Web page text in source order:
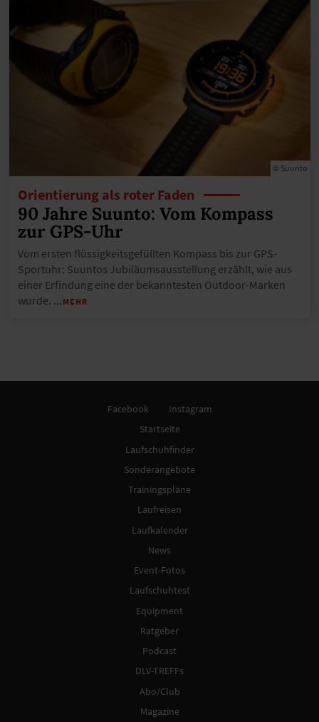
© Suunto
Orientierung als roter Faden
90 Jahre Suunto: Vom Kompass
zur GPS-Uhr
Vom ersten flüssigkeitsgefüllten Kompass bis zur GPS-
Sportuhr: Suuntos Jubiläumsausstellung erzählt, wie aus
einer Erfindung eine der bekanntesten Outdoor-Marken
wurde. …MEHR
Facebook
Instagram
Startseite
Laufschuhfinder
Sonderangebote
Trainingspläne
Laufreisen
Laufkalender
News
Event-Fotos
Laufschuhtest
Equipment
Ratgeber
Podcast
DLV-TREFFs
Abo/Club
Magazine